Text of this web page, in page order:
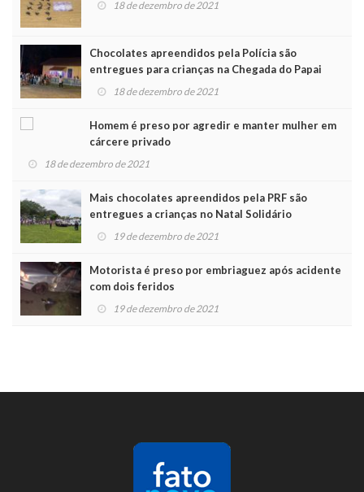
18 de dezembro de 2021
Chocolates apreendidos pela Polícia são
entregues para crianças na Chegada do Papai
Noel 18 de dezembro de 2021
Homem é preso por agredir e manter mulher em
cárcere privado
18 de dezembro de 2021
Mais chocolates apreendidos pela PRF são
entregues a crianças no Natal Solidário
19 de dezembro de 2021
Motorista é preso por embriaguez após acidente
com dois feridos
19 de dezembro de 2021